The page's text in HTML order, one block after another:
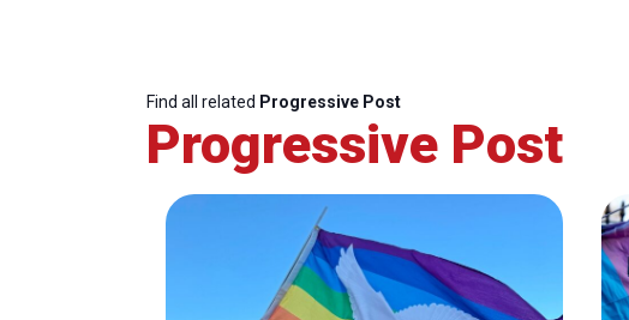
Find all related Progressive Post
Progressive Post